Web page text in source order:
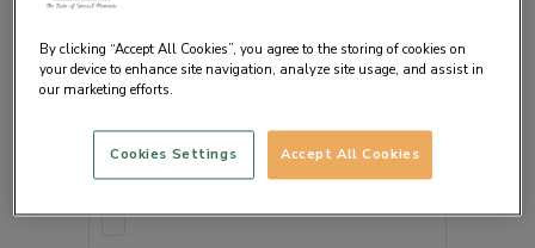
DETALIILE PERSONALE
By clicking “Accept All Cookies”, you agree to the storing of cookies on
your device to enhance site navigation, analyze site usage, and assist in
our marketing efforts.
Accept All Cookies
Cookies Settings